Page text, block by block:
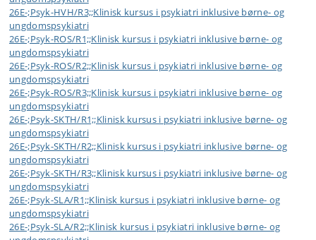
26E-;Psyk-HVH/R3;;Klinisk kursus i psykiatri inklusive børne- og
ungdomspsykiatri
26E-;Psyk-ROS/R1;;Klinisk kursus i psykiatri inklusive børne- og
ungdomspsykiatri
26E-;Psyk-ROS/R2;;Klinisk kursus i psykiatri inklusive børne- og
ungdomspsykiatri
26E-;Psyk-ROS/R3;;Klinisk kursus i psykiatri inklusive børne- og
ungdomspsykiatri
26E-;Psyk-SKTH/R1;;Klinisk kursus i psykiatri inklusive børne- og
ungdomspsykiatri
26E-;Psyk-SKTH/R2;;Klinisk kursus i psykiatri inklusive børne- og
ungdomspsykiatri
26E-;Psyk-SKTH/R3;;Klinisk kursus i psykiatri inklusive børne- og
ungdomspsykiatri
26E-;Psyk-SLA/R1;;Klinisk kursus i psykiatri inklusive børne- og
ungdomspsykiatri
26E-;Psyk-SLA/R2;;Klinisk kursus i psykiatri inklusive børne- og